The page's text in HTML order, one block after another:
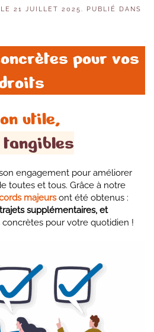
LE 21 JUILLET 2025. PUBLIÉ DANS
pour vos
utile,
engagement pour améliorer
toutes et tous. Grâce à notre
majeurs ont été obtenus :
supplémentaires, et
concrètes pour votre quotidien !